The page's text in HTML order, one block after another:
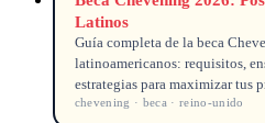
Latinos
Guía completa de la beca
latinoamericanos: requisitos,
estrategias para maximizar tus
Colombia, México y más.
chevening · beca · reino-unido